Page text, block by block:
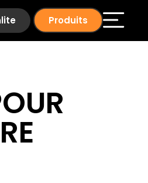
Produits